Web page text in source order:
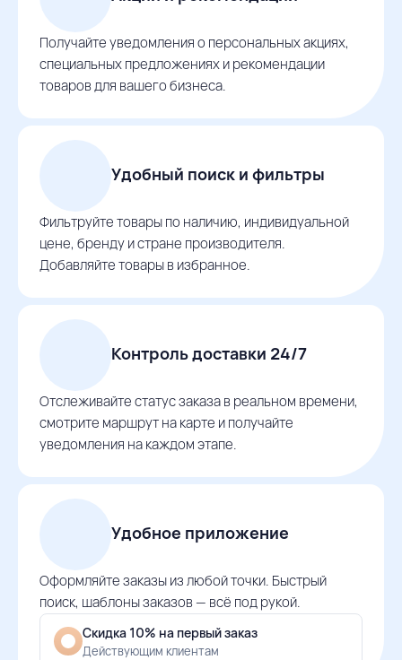
Получайте уведомления о персональных акциях,
специальных предложениях и рекомендации
товаров для вашего бизнеса.
Удобный поиск и фильтры
Фильтруйте товары по наличию, индивидуальной
цене, бренду и стране производителя.
Добавляйте товары в избранное.
Контроль доставки 24/7
Отслеживайте статус заказа в реальном времени,
смотрите маршрут на карте и получайте
уведомления на каждом этапе.
Удобное приложение
Оформляйте заказы из любой точки. Быстрый
поиск, шаблоны заказов — всё под рукой.
Скидка 10% на первый заказ
Действующим клиентам